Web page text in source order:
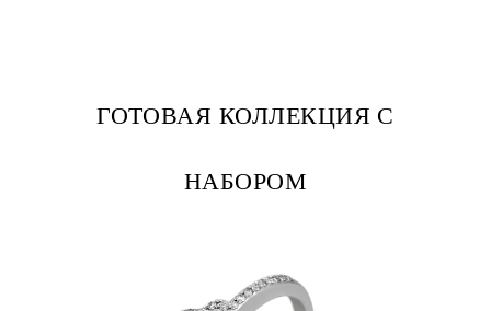
ГОТОВАЯ КОЛЛЕКЦИЯ С
НАБОРОМ